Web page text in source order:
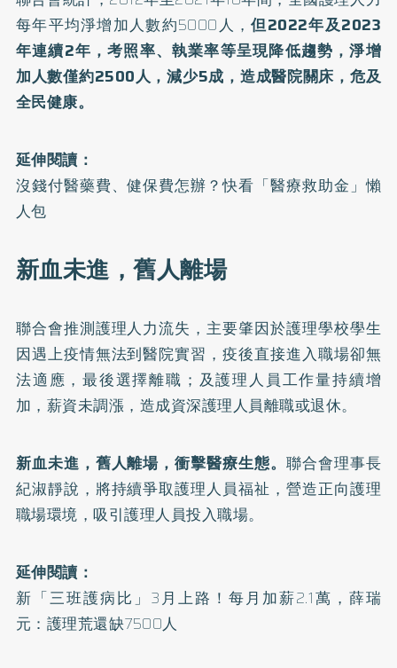
每年平均淨增加人數約5000人，但2022年及2023
年連續2年，考照率、執業率等呈現降低趨勢，淨增
加人數僅約2500人，減少5成，造成醫院關床，危及
全民健康。
延伸閱讀：
沒錢付醫藥費、健保費怎辦？快看「醫療救助金」懶
人包
新血未進，舊人離場
聯合會推測護理人力流失，主要肇因於護理學校學生
因遇上疫情無法到醫院實習，疫後直接進入職場卻無
法適應，最後選擇離職；及護理人員工作量持續增
加，薪資未調漲，造成資深護理人員離職或退休。
新血未進，舊人離場，衝擊醫療生態。 聯合會理事長
紀淑靜說，將持續爭取護理人員福祉，營造正向護理
職場環境，吸引護理人員投入職場。
延伸閱讀：
新「三班護病比」3月上路！每月加薪2.1萬，薛瑞
元：護理荒還缺7500人